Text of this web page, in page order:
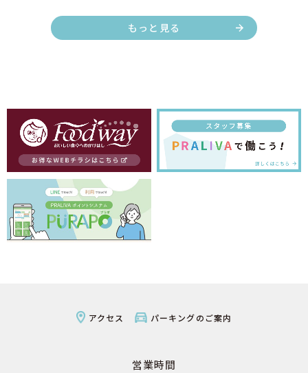
もっと見る
アクセス パーキングのご案内
営業時間